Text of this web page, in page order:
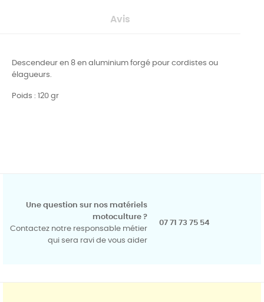
Avis
Descendeur en 8 en aluminium forgé pour cordistes ou
élagueurs.
Poids : 120 gr
Une question sur nos matériels
motoculture ?
Contactez notre responsable métier
qui sera ravi de vous aider
07 71 73 75 54